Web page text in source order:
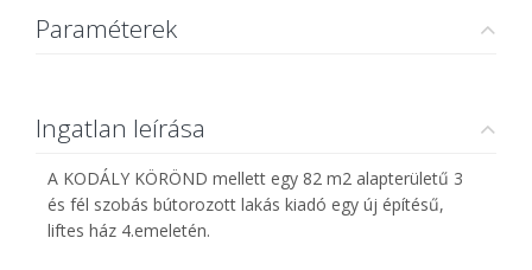
Paraméterek
Ingatlan leírása
A KODÁLY KÖRÖND mellett egy 82 m2 alapterületű 3
és fél szobás bútorozott lakás kiadó egy új építésű,
liftes ház 4.emeletén.